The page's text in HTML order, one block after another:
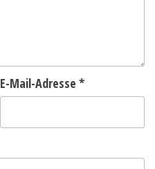
E-Mail-Adresse *